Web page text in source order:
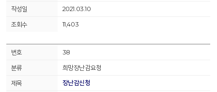
2021.03.10
11,403
38
희망장난감요청
장난감신청